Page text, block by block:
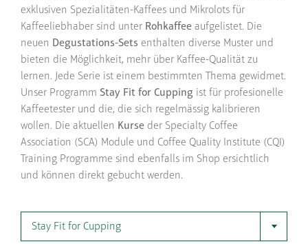
exklusiven Spezialitäten-Kaffees und Mikrolots für
Kaffeeliebhaber sind unter Rohkaffee aufgelistet. Die
neuen Degustations-Sets enthalten diverse Muster und
bieten die Möglichkeit, mehr über Kaffee-Qualität zu
lernen. Jede Serie ist einem bestimmten Thema gewidmet.
Unser Programm Stay Fit for Cupping ist für profesionelle
Kaffeetester und die, die sich regelmässig kalibrieren
wollen. Die aktuellen Kurse der Specialty Coffee
Association (SCA) Module und Coffee Quality Institute (CQI)
Training Programme sind ebenfalls im Shop ersichtlich
und können direkt gebucht werden.
Stay Fit for Cupping